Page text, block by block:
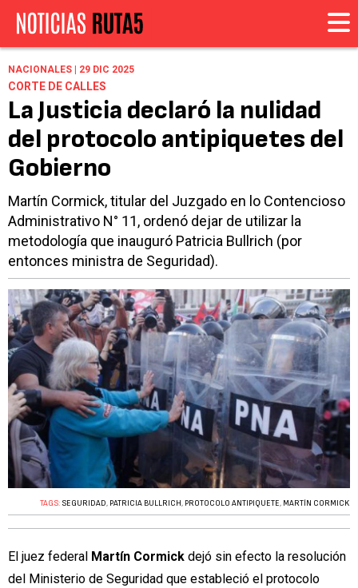
NACIONALES | 29 DIC 2025
CORTE DE CALLES
La Justicia declaró la nulidad
del protocolo antipiquetes del
Gobierno
Martín Cormick, titular del Juzgado en lo Contencioso
Administrativo N° 11, ordenó dejar de utilizar la
metodología que inauguró Patricia Bullrich (por
entonces ministra de Seguridad).
TAGS: SEGURIDAD, PATRICIA BULLRICH, PROTOCOLO ANTIPIQUETE, MARTÍN CORMICK
El juez federal Martín Cormick dejó sin efecto la resolución
del Ministerio de Seguridad que estableció el protocolo